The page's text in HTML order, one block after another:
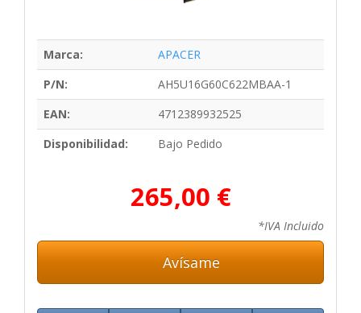
Marca:
APACER
P/N:
AH5U16G60C622MBAA-1
EAN:
4712389932525
Disponibilidad:
Bajo Pedido
265,00 €
*IVA Incluido
Avísame